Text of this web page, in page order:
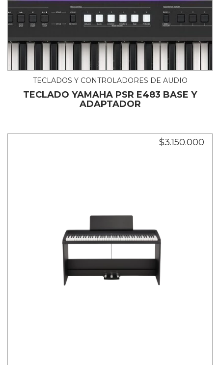
TECLADOS Y CONTROLADORES DE AUDIO
TECLADO YAMAHA PSR E483 BASE Y
ADAPTADOR
$3.150.000